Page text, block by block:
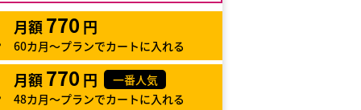
月額 770 円
60カ月～プランでカートに入れる
月額 770 円
一番人気
48カ月～プランでカートに入れる